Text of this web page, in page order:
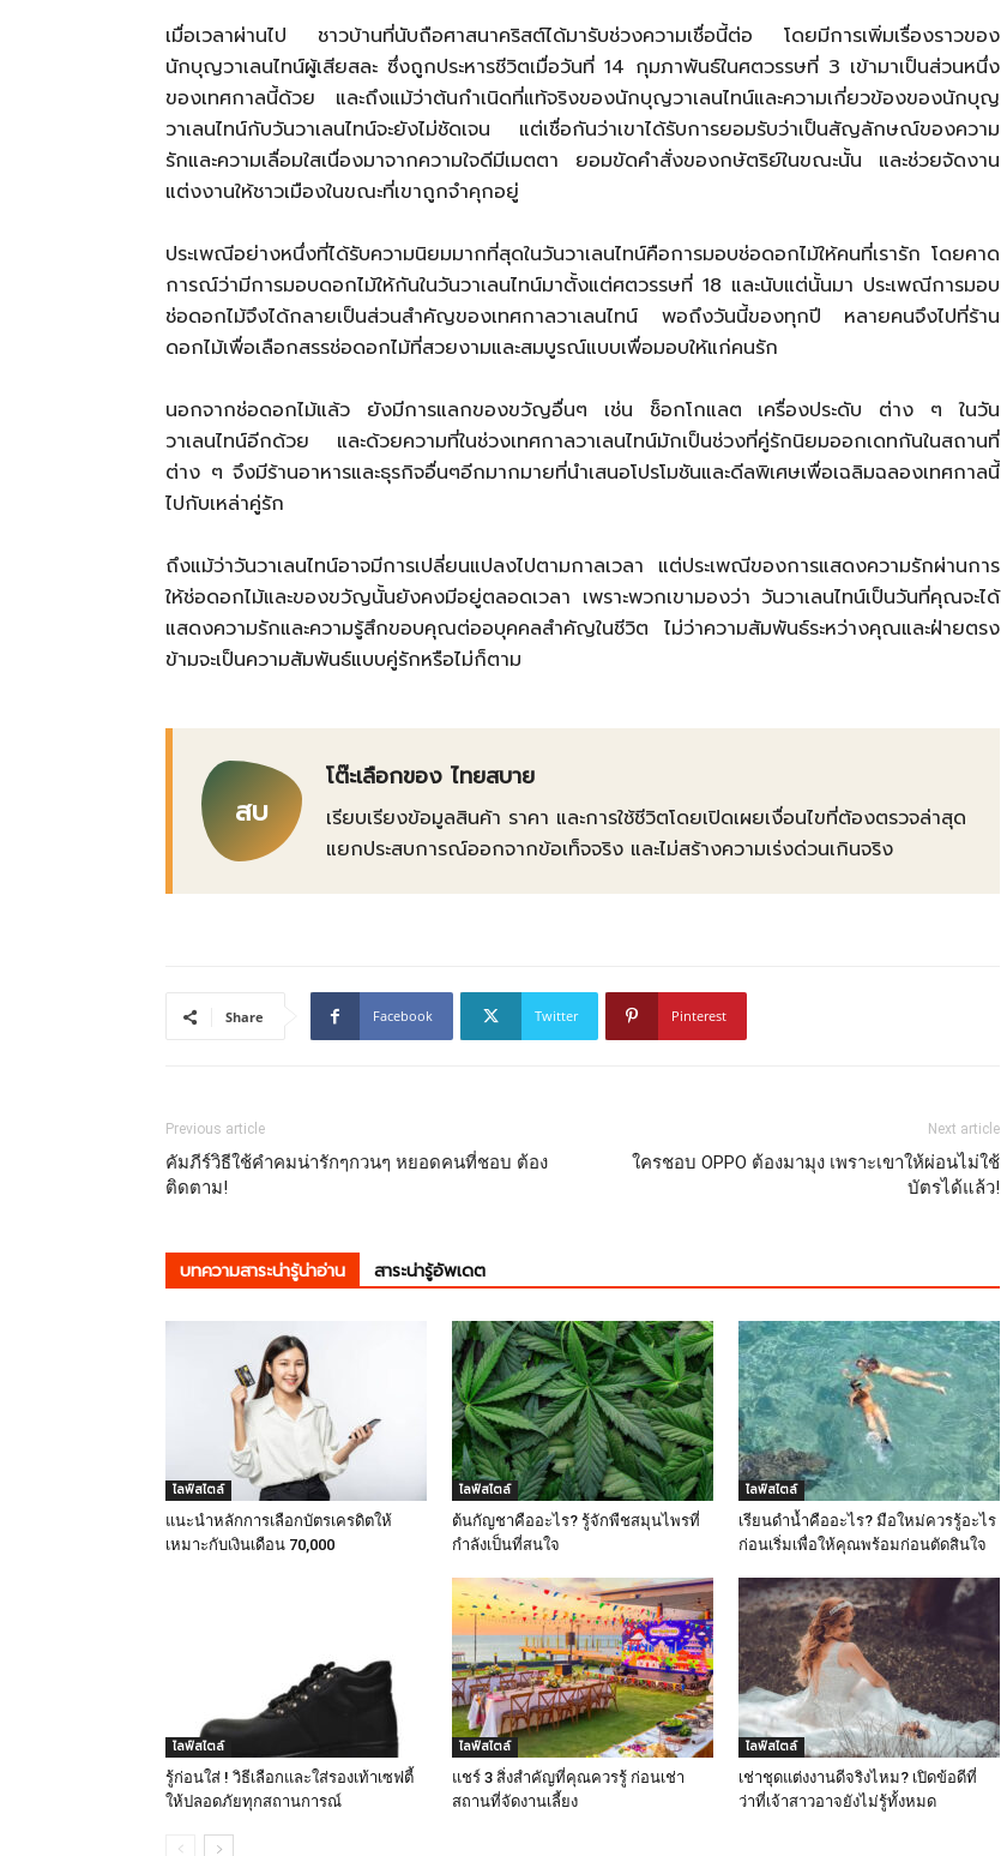
สบาย(ดอท)คอม
เมื่อเวลาผ่านไป ชาวบ้านที่นับถือศาสนาคริสต์ได้มารับช่วงความเชื่อนี้ต่อ โดยมีการเพิ่มเรื่องราวของ
นักบุญวาเลนไทน์ผู้เสียสละ ซึ่งถูกประหารชีวิตเมื่อวันที่ 14 กุมภาพันธ์ในศตวรรษที่ 3 เข้ามาเป็นส่วนหนึ่ง
ของเทศกาลนี้ด้วย และถึงแม้ว่าต้นกำเนิดที่แท้จริงของนักบุญวาเลนไทน์และความเกี่ยวข้องของนักบุญ
วาเลนไทน์กับวันวาเลนไทน์จะยังไม่ชัดเจน แต่เชื่อกันว่าเขาได้รับการยอมรับว่าเป็นสัญลักษณ์ของความ
รักและความเลื่อมใสเนื่องมาจากความใจดีมีเมตตา ยอมขัดคำสั่งของกษัตริย์ในขณะนั้น และช่วยจัดงาน
แต่งงานให้ชาวเมืองในขณะที่เขาถูกจำคุกอยู่
ประเพณีอย่างหนึ่งที่ได้รับความนิยมมากที่สุดในวันวาเลนไทน์คือการมอบช่อดอกไม้ให้คนที่เรารัก โดยคาด
การณ์ว่ามีการมอบดอกไม้ให้กันในวันวาเลนไทน์มาตั้งแต่ศตวรรษที่ 18 และนับแต่นั้นมา ประเพณีการมอบ
ช่อดอกไม้จึงได้กลายเป็นส่วนสำคัญของเทศกาลวาเลนไทน์ พอถึงวันนี้ของทุกปี หลายคนจึงไปที่ร้าน
ดอกไม้เพื่อเลือกสรรช่อดอกไม้ที่สวยงามและสมบูรณ์แบบเพื่อมอบให้แก่คนรัก
นอกจากช่อดอกไม้แล้ว ยังมีการแลกของขวัญอื่นๆ เช่น ช็อกโกแลต เครื่องประดับ ต่าง ๆ ในวัน
วาเลนไทน์อีกด้วย และด้วยความที่ในช่วงเทศกาลวาเลนไทน์มักเป็นช่วงที่คู่รักนิยมออกเดทกันในสถานที่
ต่าง ๆ จึงมีร้านอาหารและธุรกิจอื่นๆอีกมากมายที่นำเสนอโปรโมชันและดีลพิเศษเพื่อเฉลิมฉลองเทศกาลนี้
ไปกับเหล่าคู่รัก
ถึงแม้ว่าวันวาเลนไทน์อาจมีการเปลี่ยนแปลงไปตามกาลเวลา แต่ประเพณีของการแสดงความรักผ่านการ
ให้ช่อดอกไม้และของขวัญนั้นยังคงมีอยู่ตลอดเวลา เพราะพวกเขามองว่า วันวาเลนไทน์เป็นวันที่คุณจะได้
แสดงความรักและความรู้สึกขอบคุณต่ออบุคคลสำคัญในชีวิต ไม่ว่าความสัมพันธ์ระหว่างคุณและฝ่ายตรง
ข้ามจะเป็นความสัมพันธ์แบบคู่รักหรือไม่ก็ตาม
สบ
โต๊ะเลือกของ ไทยสบาย
เรียบเรียงข้อมูลสินค้า ราคา และการใช้ชีวิตโดยเปิดเผยเงื่อนไขที่ต้องตรวจล่าสุด
แยกประสบการณ์ออกจากข้อเท็จจริง และไม่สร้างความเร่งด่วนเกินจริง
Share Facebook Twitter Pinterest
Previous article
คัมภีร์วิธีใช้คําคมน่ารักๆกวนๆ หยอดคนที่ชอบ ต้อง
ติดตาม!
Next article
ใครชอบ OPPO ต้องมามุง เพราะเขาให้ผ่อนไม่ใช้
บัตรได้แล้ว!
บทความสาระน่ารู้น่าอ่าน สาระน่ารู้อัพเดต
ไลฟ์สไตล์
แนะนำหลักการเลือกบัตรเครดิตให้
เหมาะกับเงินเดือน 70,000
ไลฟ์สไตล์
ต้นกัญชาคืออะไร? รู้จักพืชสมุนไพรที่
กำลังเป็นที่สนใจ
ไลฟ์สไตล์
เรียนดำน้ำคืออะไร? มือใหม่ควรรู้อะไร
ก่อนเริ่มเพื่อให้คุณพร้อมก่อนตัดสินใจ
ไลฟ์สไตล์
รู้ก่อนใส่ ! วิธีเลือกและใส่รองเท้าเซฟตี้
ให้ปลอดภัยทุกสถานการณ์
ไลฟ์สไตล์
แชร์ 3 สิ่งสำคัญที่คุณควรรู้ ก่อนเช่า
สถานที่จัดงานเลี้ยง
ไลฟ์สไตล์
เช่าชุดแต่งงานดีจริงไหม? เปิดข้อดีที่
ว่าที่เจ้าสาวอาจยังไม่รู้ทั้งหมด